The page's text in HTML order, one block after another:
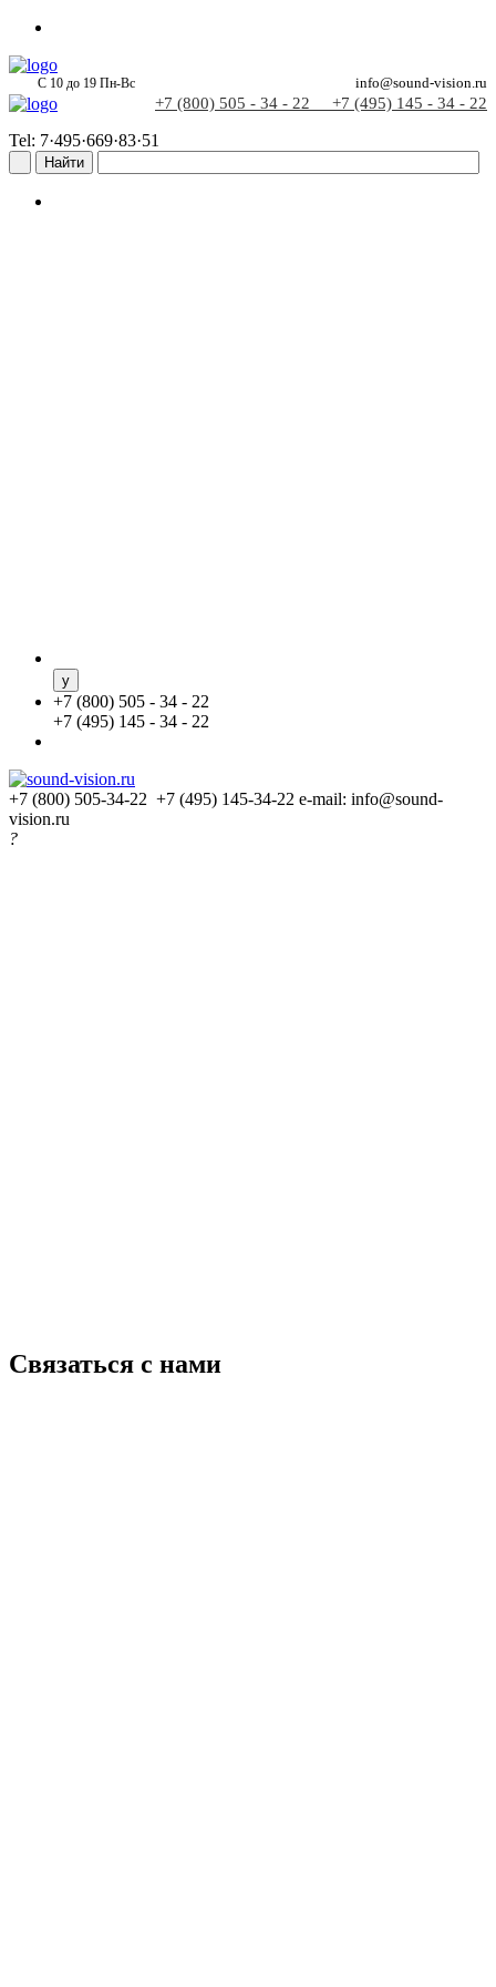
С 10 до 19 Пн-Вс info@sound-vision.ru
+7 (800) 505 - 34 - 22 +7 (495) 145 - 34 - 22
Tel: 7·495·669·83·51
+7 (800) 505 - 34 - 22
+7 (495) 145 - 34 - 22
+7 (800) 505-34-22 +7 (495) 145-34-22 e-mail: info@sound-
vision.ru
?
Связаться с нами